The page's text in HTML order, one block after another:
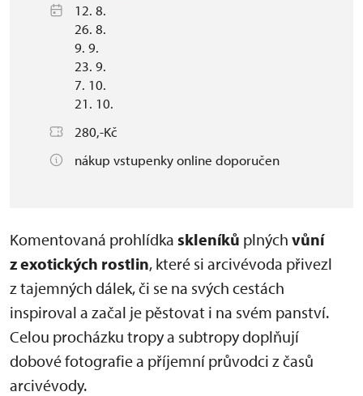
12. 8.
26. 8.
9. 9.
23. 9.
7. 10.
21. 10.
280,-Kč
nákup vstupenky online doporučen
Komentovaná prohlídka skleníků plných vůní
z exotických rostlin, které si arcivévoda přivezl
z tajemných dálek, či se na svých cestách
inspiroval a začal je pěstovat i na svém panství.
Celou procházku tropy a subtropy doplňují
dobové fotografie a příjemní průvodci z časů
arcivévody.